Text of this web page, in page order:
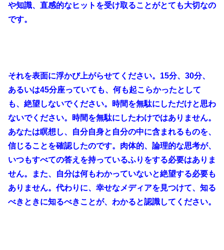
や知識、直感的なヒットを受け取ることがとても大切なの
です。
それを表面に浮かび上がらせてください。15分、30分、
あるいは45分座っていても、何も起こらかったとして
も、絶望しないでください。時間を無駄にしただけと思わ
ないでください。時間を無駄にしたわけではありません。
あなたは瞑想し、自分自身と自分の中に含まれるものを、
信じることを確認したのです。肉体的、論理的な思考が、
いつもすべての答えを持っているふりをする必要はありま
せん。また、自分は何もわかっていないと絶望する必要も
ありません。代わりに、幸せなメディアを見つけて、知る
べきときに知るべきことが、わかると認識してください。